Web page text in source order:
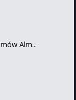
Alm...